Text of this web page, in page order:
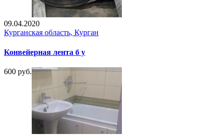
09.04.2020
Курганская область, Курган
Конвейерная лента б у
600 руб.